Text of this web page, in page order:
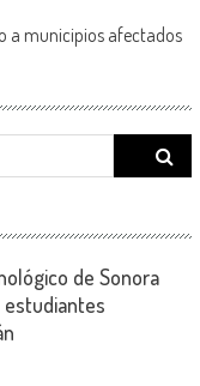
a municipios afectados
Search
de Sonora